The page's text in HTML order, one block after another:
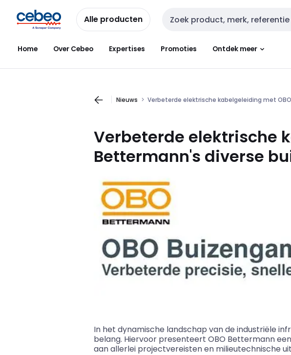
naar
navigatie
naar
inhoud
Alle producten Zoekveld invoer
Home Over Cebeo Expertises Promoties Ontdek meer
Nieuws Verbeterde elektrische kabelgeleiding met
Verbeterde elektrische
Bettermann's diverse
In het dynamische landschap van de industriële
belang. Hiervoor presenteert OBO Bettermann
aan allerlei projectvereisten en milieutechnische